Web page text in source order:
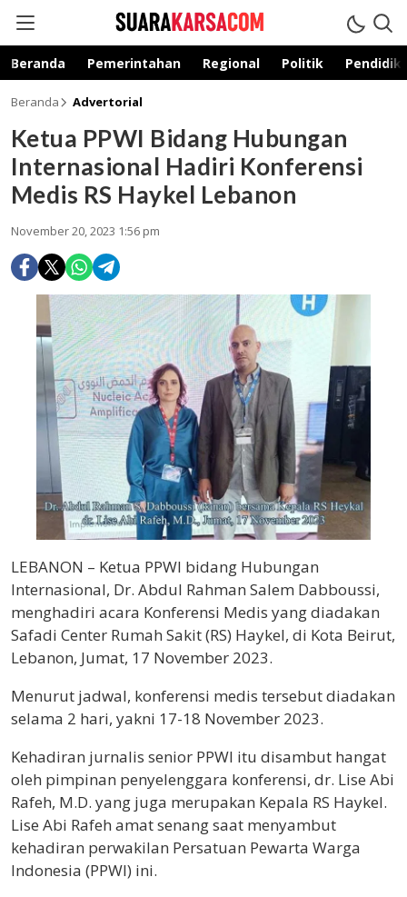
suarakarsa.com
Informasi terpercaya
Beranda Pemerintahan Regional Politik
Beranda Advertorial
Ketua PPWI Bidang Hubungan
Internasional Hadiri Konferensi
Medis RS Haykel Lebanon
November 20, 2023 1:56 pm
LEBANON – Ketua PPWI bidang Hubungan
Internasional, Dr. Abdul Rahman Salem Dabboussi,
menghadiri acara Konferensi Medis yang diadakan
Safadi Center Rumah Sakit (RS) Haykel, di Kota Beirut,
Lebanon, Jumat, 17 November 2023.
Menurut jadwal, konferensi medis tersebut diadakan
selama 2 hari, yakni 17-18 November 2023.
Kehadiran jurnalis senior PPWI itu disambut hangat
oleh pimpinan penyelenggara konferensi, dr. Lise Abi
Rafeh, M.D. yang juga merupakan Kepala RS Haykel.
Lise Abi Rafeh amat senang saat menyambut
kehadiran perwakilan Persatuan Pewarta Warga
Indonesia (PPWI) ini.